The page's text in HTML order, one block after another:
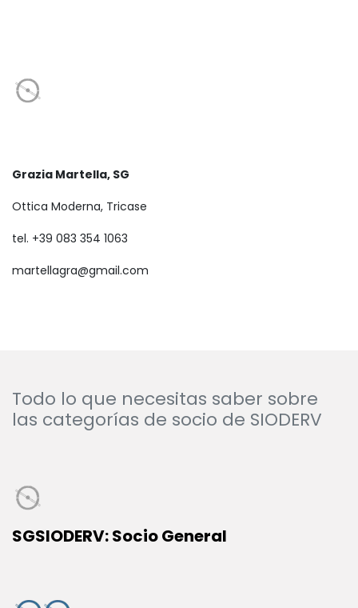
Grazia Martella, SG
Ottica Moderna, Tricase
tel. +39 083 354 1063
martellagra@gmail.com
Todo lo que necesitas saber sobre
las categorías de socio de SIODERV
SGSIODERV: Socio General